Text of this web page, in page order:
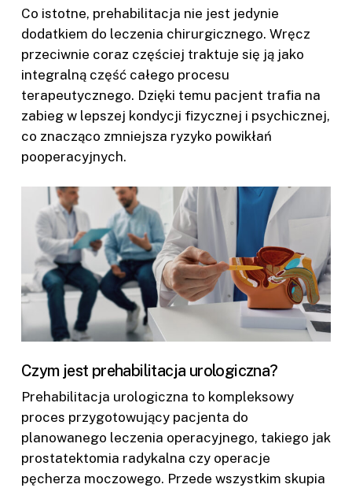
Co istotne, prehabilitacja nie jest jedynie
dodatkiem do leczenia chirurgicznego. Wręcz
przeciwnie coraz częściej traktuje się ją jako
integralną część całego procesu
terapeutycznego. Dzięki temu pacjent trafia na
zabieg w lepszej kondycji fizycznej i psychicznej,
co znacząco zmniejsza ryzyko powikłań
pooperacyjnych.
Czym jest prehabilitacja urologiczna?
Prehabilitacja urologiczna to kompleksowy
proces przygotowujący pacjenta do
planowanego leczenia operacyjnego, takiego jak
prostatektomia radykalna czy operacje
pęcherza moczowego. Przede wszystkim skupia